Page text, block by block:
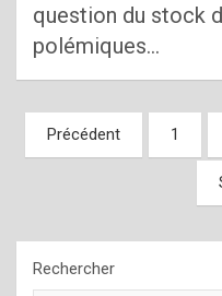
question du stock
polémiques…
Pagination
des
Précédent 1
Rechercher